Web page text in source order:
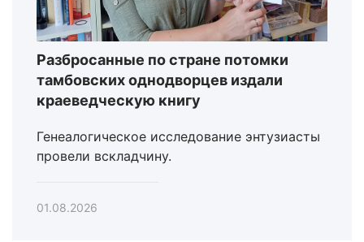
Разбросанные по стране потомки
тамбовских однодворцев издали
краеведческую книгу
Генеалогическое исследование энтузиасты
провели вскладчину.
01.08.2026